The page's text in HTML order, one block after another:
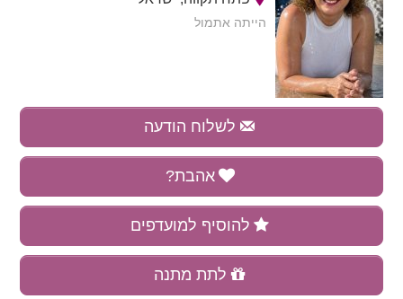
הייתה אתמול
לשלוח הודעה
אהבת?
להוסיף למועדפים
לתת מתנה